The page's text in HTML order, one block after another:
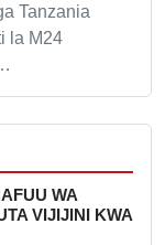
Tanzania
la M24
WA
VIJIJINI KWA